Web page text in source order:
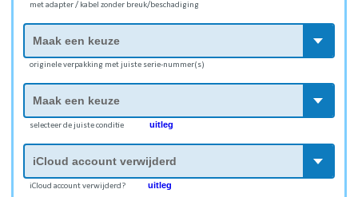
met adapter / kabel zonder breuk/beschadiging
originele verpakking met juiste serie-nummer(s)
selecteer de juiste conditie uitleg
iCloud account verwijderd? uitleg